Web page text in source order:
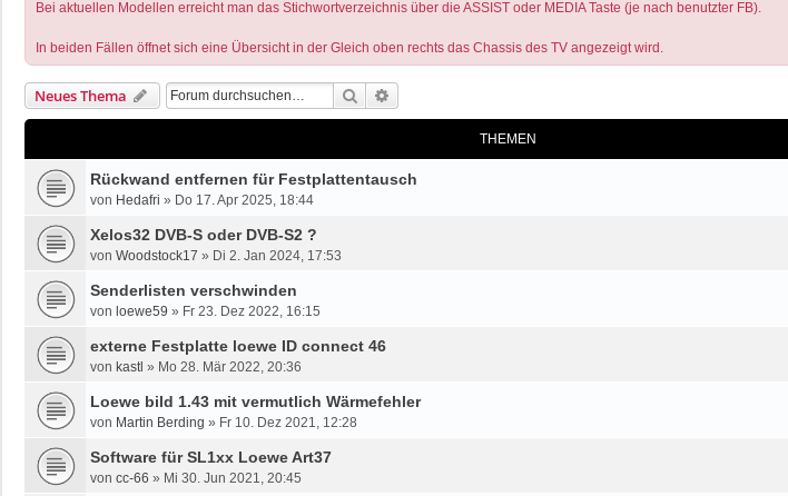
Bei aktuellen Modellen erreicht man das Stichwortverzeichnis über die ASSIST oder MEDIA Taste (je nach benutzter FB).
In beiden Fällen öffnet sich eine Übersicht in der Gleich oben rechts das Chassis des TV angezeigt wird.
Neues Thema Suche
THEMEN
Rückwand entfernen für Festplattentausch
von Hedafri » Do 17. Apr 2025, 18:44
Xelos32 DVB-S oder DVB-S2 ?
von Woodstock17 » Di 2. Jan 2024, 17:53
Senderlisten verschwinden
von loewe59 » Fr 23. Dez 2022, 16:15
externe Festplatte loewe ID connect 46
von kastl » Mo 28. Mär 2022, 20:36
Loewe bild 1.43 mit vermutlich Wärmefehler
von Martin Berding » Fr 10. Dez 2021, 12:28
Software für SL1xx Loewe Art37
von cc-66 » Mi 30. Jun 2021, 20:45